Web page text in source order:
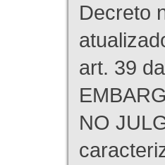
Decreto
art. 39
NO